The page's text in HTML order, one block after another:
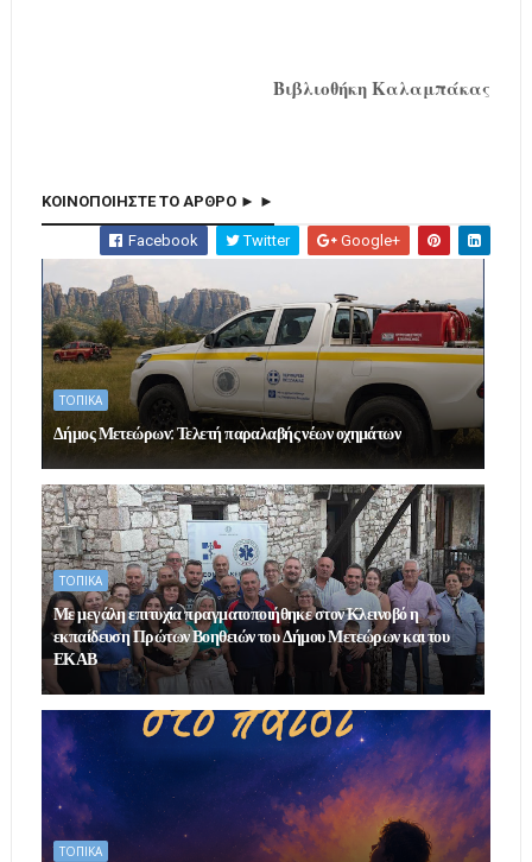
Βιβλιοθήκη Καλαμπάκας
ΚΟΙΝΟΠΟΙΗΣΤΕ ΤΟ ΑΡΘΡΟ ► ►
Facebook Twitter Google+
ΤΟΠΙΚΑ
Δήμος Μετεώρων: Τελετή παραλαβής νέων οχημάτων
ΤΟΠΙΚΑ
Με μεγάλη επιτυχία πραγματοποιήθηκε στον Κλεινοβό η
εκπαίδευση Πρώτων Βοηθειών του Δήμου Μετεώρων και του
ΕΚΑΒ
ΤΟΠΙΚΑ